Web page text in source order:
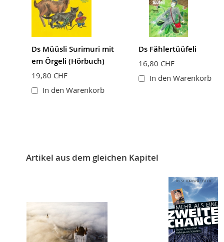
Ds Müüsli Surimuri mit
em Örgeli (Hörbuch)
19,80 CHF
In den Warenkorb
Ds Fählertüüfeli
16,80 CHF
In den Warenkorb
Artikel aus dem gleichen Kapitel